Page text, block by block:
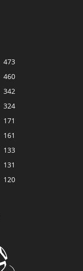
473
460
342
324
171
161
133
131
120